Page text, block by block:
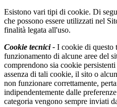
Esistono vari tipi di cookie. Di
che possono essere utilizzati nel
finalità legata all'uso.
Cookie tecnici - I cookie di questo
funzionamento di alcune aree del
comprendono sia cookie
assenza di tali cookie, il sito o
non funzionare correttamente,
indipendentemente dalle
categoria vengono sempre inviati